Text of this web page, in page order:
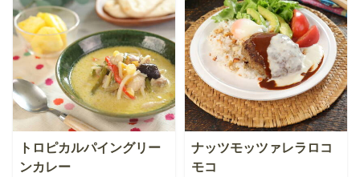
トロピカルパイングリー
ンカレー
ナッツモッツァレラロコ
モコ